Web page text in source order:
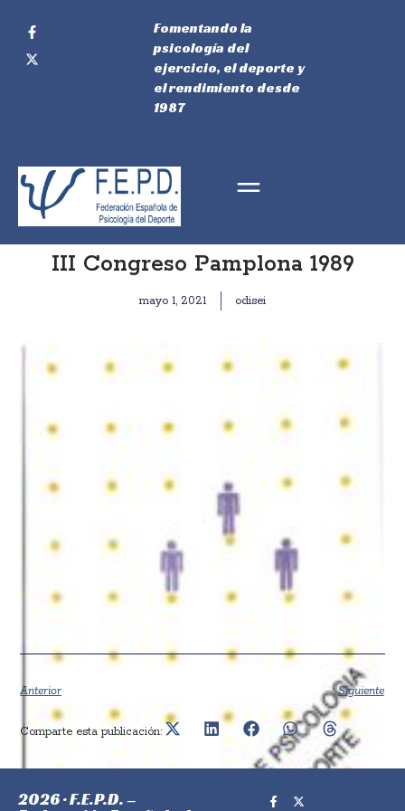
Fomentando la
psicología del
ejercicio, el deporte y
el rendimiento desde
1987
III Congreso Pamplona 1989
mayo 1, 2021 odisei
Anterior Siguiente
Comparte esta publicación:
2026 · F.E.P.D. –